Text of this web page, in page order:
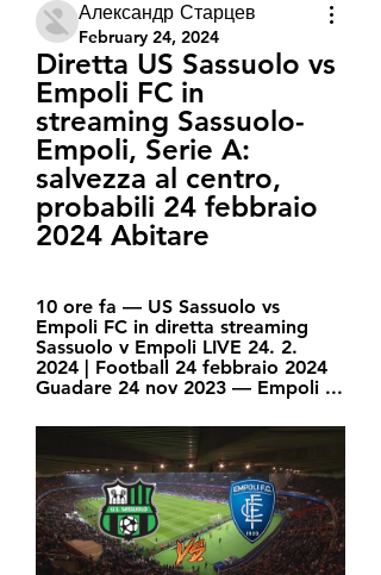
Александр Старцев
February 24, 2024
Diretta US Sassuolo vs
Empoli FC in
streaming Sassuolo-
Empoli, Serie A:
salvezza al centro,
probabili 24 febbraio
2024 Abitare
10 ore fa — US Sassuolo vs
Empoli FC in diretta streaming
Sassuolo v Empoli LIVE 24. 2.
2024 | Football 24 febbraio 2024
Guadare 24 nov 2023 — Empoli ...